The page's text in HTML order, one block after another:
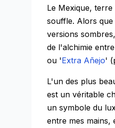
Le Mexique, terre
souffle. Alors
versions
de l'alchimie
ou 'Extra Añejo'
L'un des plus
est un véritable
un symbole du
entre mes mains,